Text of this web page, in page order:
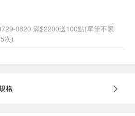
0820 滿$2200送100點(單筆不累
次)
格